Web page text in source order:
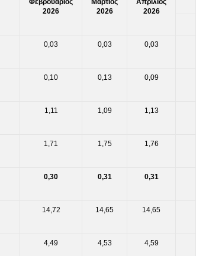
Φεβρουάριος
2026
Μάρτιος
2026
Απρίλιος
2026
0,03 0,03 0,03
0,10 0,13 0,09
1,11 1,09 1,13
1,71 1,75 1,76
0,30 0,31 0,31
14,72 14,65 14,65
4,49 4,53 4,59